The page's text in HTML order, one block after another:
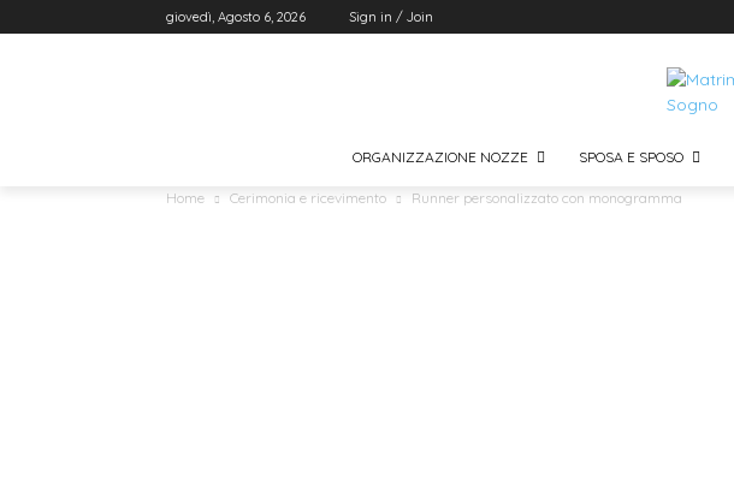
giovedì, Agosto 6, 2026 Sign in / Join
ORGANIZZAZIONE NOZZE SPOSA E SPOSO
Home Cerimonia e ricevimento Runner personalizzato con monogramma